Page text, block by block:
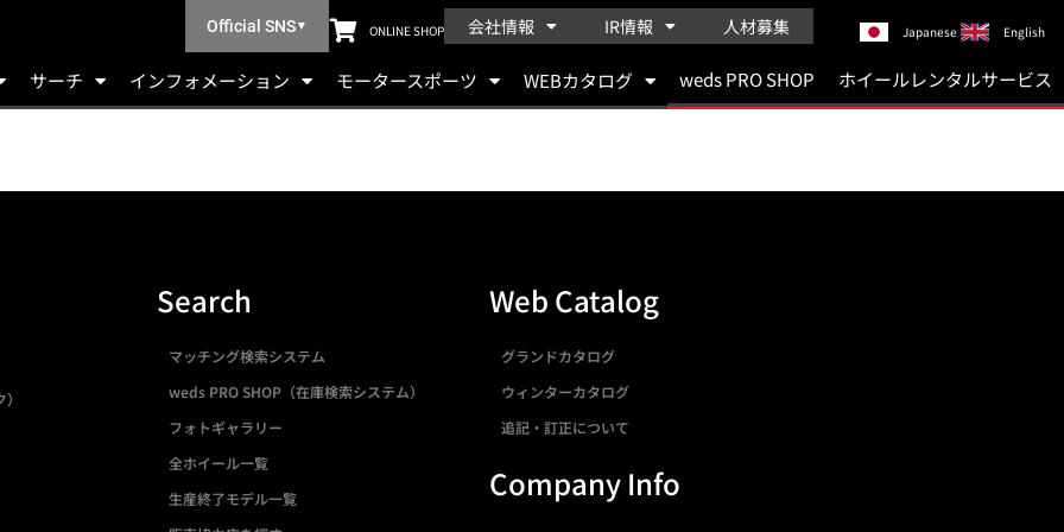
Official SNS▼ ONLINE SHOP 会社情報 IR情報 人材募集 Japanese English
サーチ インフォメーション モータースポーツ WEBカタログ weds PRO SHOP ホイールレンタルサービス
Search
マッチング検索システム
weds PRO SHOP（在庫検索システム）
フォトギャラリー
全ホイール一覧
生産終了モデル一覧
Web Catalog
グランドカタログ
ウィンターカタログ
追記・訂正について
Company Info